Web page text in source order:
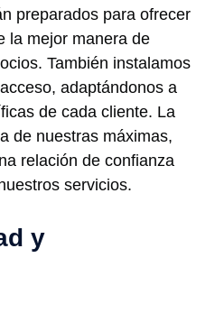
preparados para ofrecer
la mejor manera de
También instalamos
adaptándonos a
de cada cliente. La
de nuestras máximas,
relación de confianza
servicios.
y